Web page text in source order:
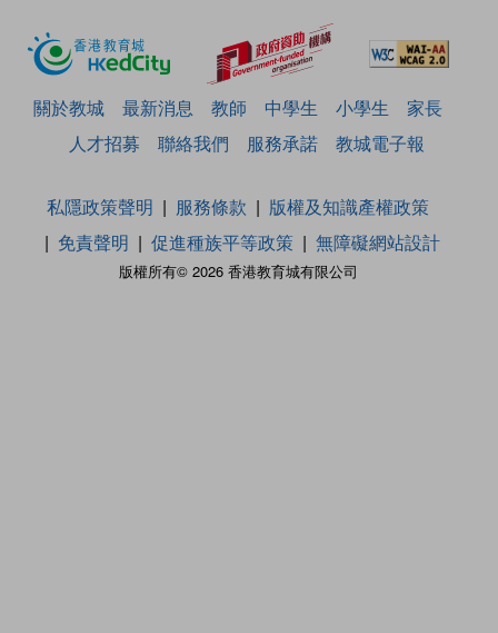
關於教城 最新消息 教師 中學生 小學生
家長
人才招募
聯絡我們 服務承諾 教城電子報
版權所有© 2026 香港教育城有限公司
私隱政策聲明 服務條款
版權及知識產權政策
免責聲明
促進種族平等政策 無障礙網站設計